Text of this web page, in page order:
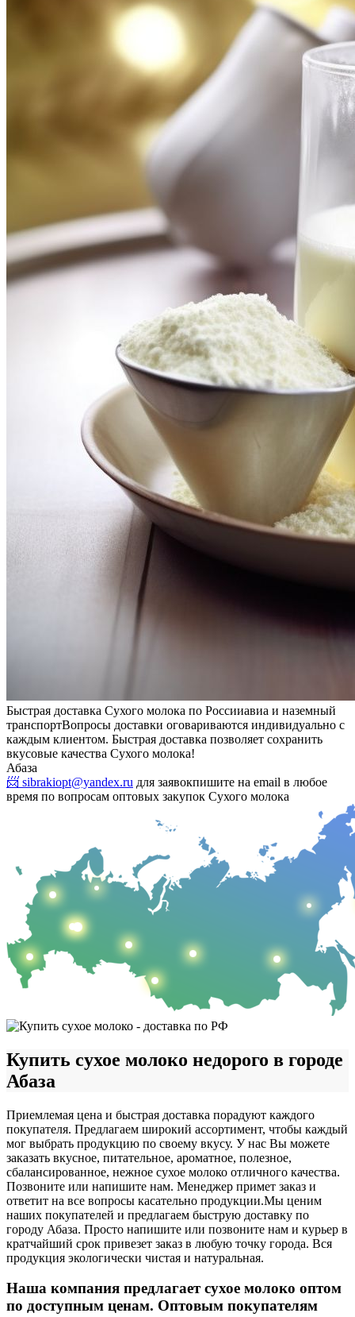
Быстрая доставка Сухого молока по Россииавиа и наземный
транспортВопросы доставки оговариваются индивидуально с
каждым клиентом. Быстрая доставка позволяет сохранить
вкусовые качества Сухого молока!
Абаза
📨 sibrakiopt@yandex.ru для заявокпишите на email в любое
время по вопросам оптовых закупок Сухого молока
Купить сухое молоко недорого в городе
Абаза
Приемлемая цена и быстрая доставка порадуют каждого
покупателя. Предлагаем широкий ассортимент, чтобы каждый
мог выбрать продукцию по своему вкусу. У нас Вы можете
заказать вкусное, питательное, ароматное, полезное,
сбалансированное, нежное сухое молоко отличного качества.
Позвоните или напишите нам. Менеджер примет заказ и
ответит на все вопросы касательно продукции.Мы ценим
наших покупателей и предлагаем быструю доставку по
городу Абаза. Просто напишите или позвоните нам и курьер в
кратчайший срок привезет заказ в любую точку города. Вся
продукция экологически чистая и натуральная.
Наша компания предлагает сухое молоко оптом
по доступным ценам. Оптовым покупателям